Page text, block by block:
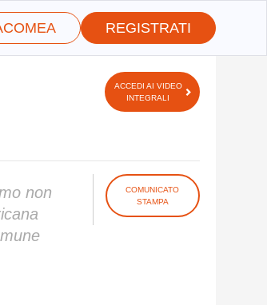
REGISTRATI
ACCEDI AI VIDEO
INTEGRALI
non
COMUNICATO
STAMPA